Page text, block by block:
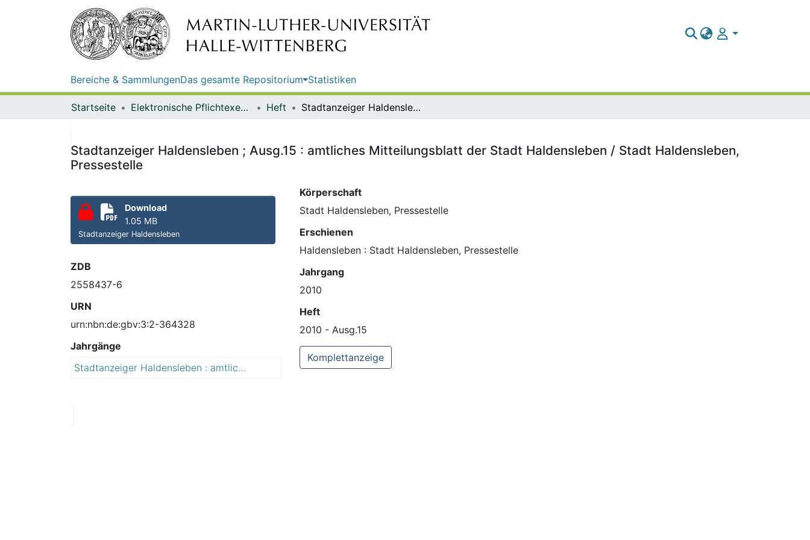
Bereiche & SammlungenDas gesamte Repositorium Statistiken
Startseite Elektronische Pflichtexemplare Heft Stadtanzeiger Haldensleben ; Ausg.15 : amtliches Mitteilungsblatt der Stadt Haldensleben / Stadt Haldensleben, Pressestelle
Stadtanzeiger Haldensleben ; Ausg.15 : amtliches Mitteilungsblatt der Stadt Haldensleben / Stadt Haldensleben,
Pressestelle
Download
1.05 MB
Stadtanzeiger Haldensleben
ZDB
2558437-6
URN
urn:nbn:de:gbv:3:2-364328
Jahrgänge
Stadtanzeiger Haldensleben : amtliches Mitteilungsblatt der Stadt Haldensleben
Körperschaft
Stadt Haldensleben, Pressestelle
Erschienen
Haldensleben : Stadt Haldensleben, Pressestelle
Jahrgang
2010
Heft
2010 - Ausg.15
Komplettanzeige